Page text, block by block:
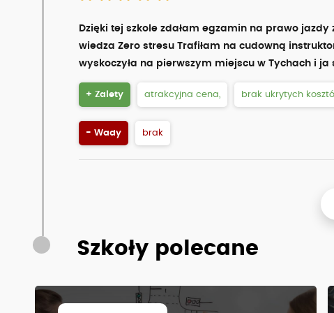
Dzięki tej szkole zdałam egzamin na prawo
wiedza Zero stresu Trafiłam na cudowną
wyskoczyła na pierwszym miejscu w Tychach i
+ Zalety atrakcyjna cena, brak ukrytych
- Wady brak
Szkoły polecane